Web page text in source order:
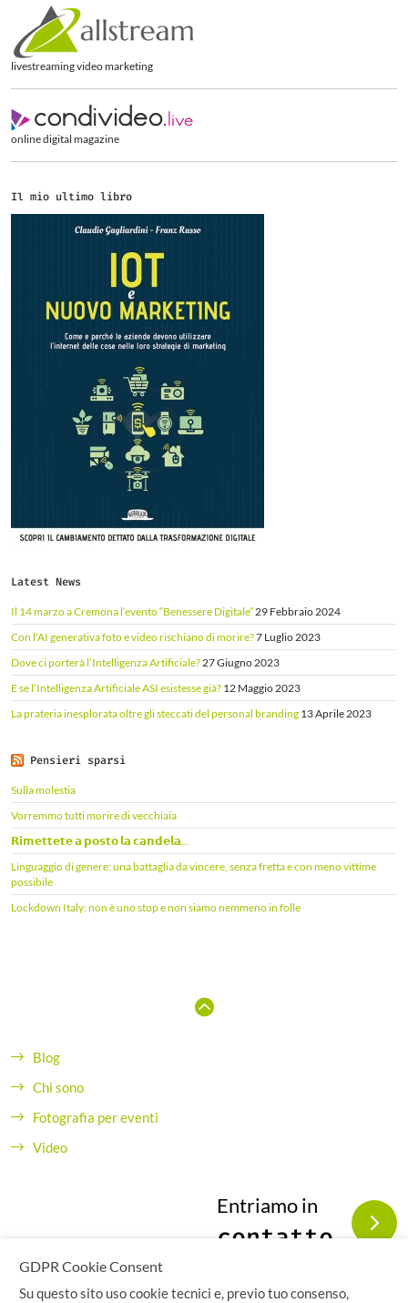
livestreaming video marketing
online digital magazine
Il mio ultimo libro
Latest News
Il 14 marzo a Cremona l’evento “Benessere Digitale” 29 Febbraio 2024
Con l’AI generativa foto e video rischiano di morire?7 Luglio 2023
Dove ci porterà l’Intelligenza Artificiale? 27 Giugno 2023
E se l’Intelligenza Artificiale ASI esistesse già? 12 Maggio 2023
La prateria inesplorata oltre gli steccati del personal branding 13 Aprile 2023
Pensieri sparsi
Sulla molestia
Vorremmo tutti morire di vecchiaia
𝗥𝗶𝗺𝗲𝘁𝘁𝗲𝘁𝗲 𝗮 𝗽𝗼𝘀𝘁𝗼 𝗹𝗮 𝗰𝗮𝗻𝗱𝗲𝗹𝗮...
Linguaggio di genere: una battaglia da vincere, senza fretta e con meno vittime
possibile
Lockdown Italy: non è uno stop e non siamo nemmeno in folle
Blog
Chi sono
Fotografia per eventi
Video
Entriamo in
contatto
GDPR Cookie Consent
Su questo sito uso cookie tecnici e, previo tuo consenso,